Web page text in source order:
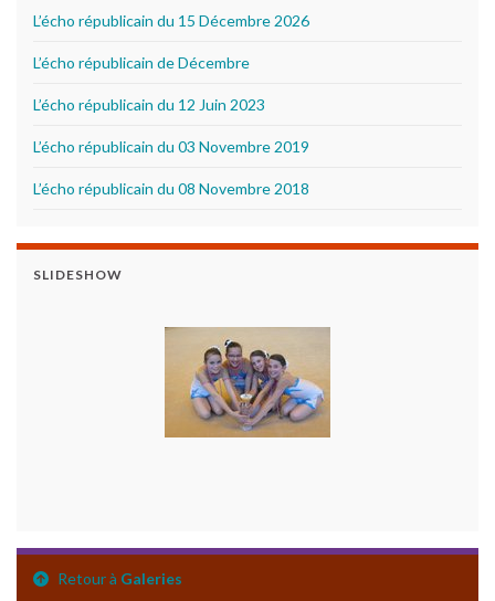
L’écho républicain du 15 Décembre 2026
L’écho républicain de Décembre
L’écho républicain du 12 Juin 2023
L’écho républicain du 03 Novembre 2019
L’écho républicain du 08 Novembre 2018
SLIDESHOW
Retour à Galeries